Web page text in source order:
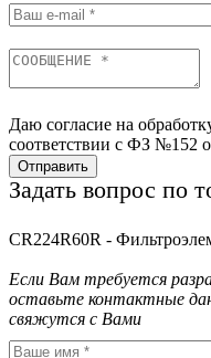
Даю согласие на
соответствии с ФЗ №152
Отправить
Задать вопрос по
CR224R60R -
Если Вам требуется
оставьте контактные
свяжутся с Вами